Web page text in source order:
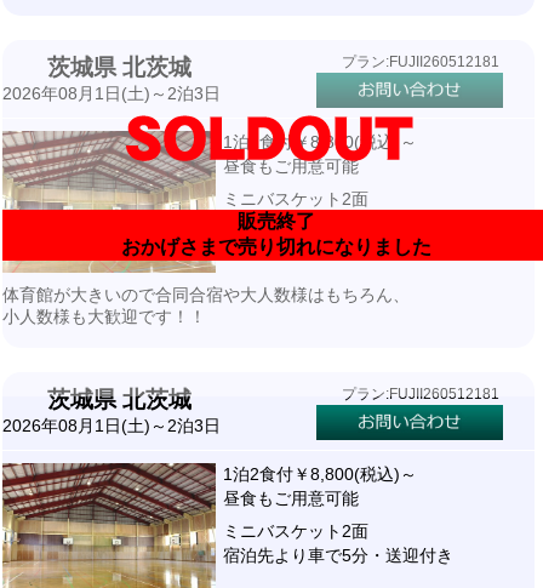
販売終了
おかげさまで売り切れになりました
茨城県 北茨城
2026年08月1日(土)～2泊3日
プラン:FUJII260512181
1泊2食付￥8,800(税込)～
昼食もご用意可能
ミニバスケット2面
宿泊先より車で5分・送迎付き
体育館が大きいので合同合宿や大人数様はもちろん、
小人数様も大歓迎です！！
茨城県 北茨城
2026年08月1日(土)～2泊3日
プラン:FUJII260512181
1泊2食付￥8,800(税込)～
昼食もご用意可能
ミニバスケット2面
宿泊先より車で5分・送迎付き